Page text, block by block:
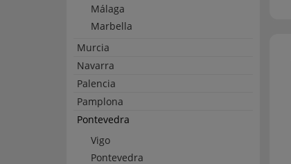
Málaga
Marbella
Murcia
Navarra
Palencia
Pamplona
Pontevedra
Vigo
Pontevedra